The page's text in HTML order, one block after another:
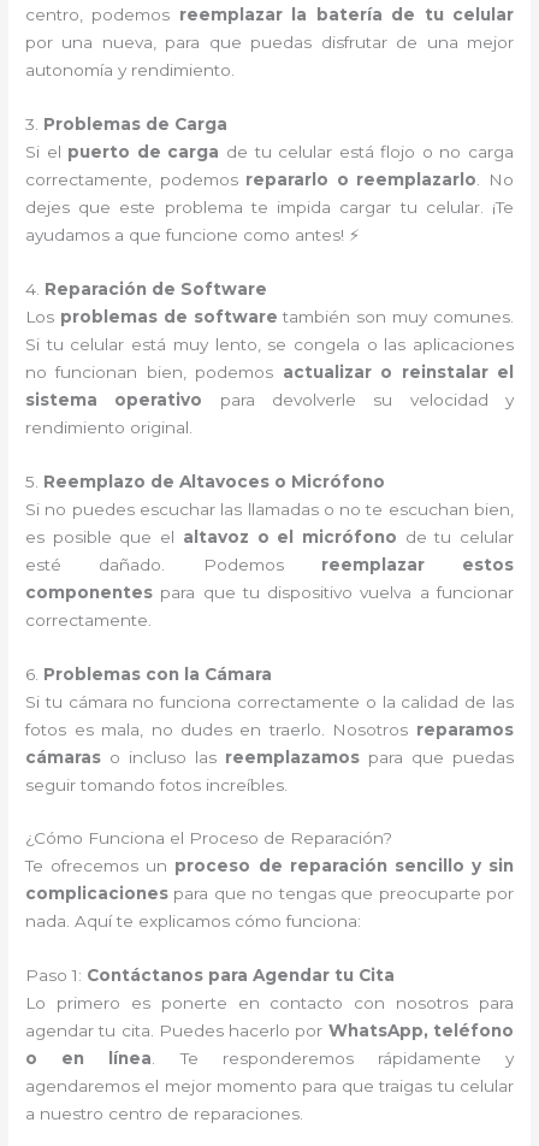
centro, podemos reemplazar la batería de tu celular
por una nueva, para que puedas disfrutar de una mejor
autonomía y rendimiento.
3. Problemas de Carga
Si el puerto de carga de tu celular está flojo o no carga
correctamente, podemos repararlo o reemplazarlo . No
dejes que este problema te impida cargar tu celular. ¡Te
ayudamos a que funcione como antes! ⚡
4. Reparación de Software
Los problemas de software también son muy comunes.
Si tu celular está muy lento, se congela o las aplicaciones
no funcionan bien, podemos actualizar o reinstalar el
sistema operativo para devolverle su velocidad y
rendimiento original.
5. Reemplazo de Altavoces o Micrófono
Si no puedes escuchar las llamadas o no te escuchan bien,
es posible que el altavoz o el micrófono de tu celular
esté dañado. Podemos reemplazar estos
componentes para que tu dispositivo vuelva a funcionar
correctamente.
6. Problemas con la Cámara
Si tu cámara no funciona correctamente o la calidad de las
fotos es mala, no dudes en traerlo. Nosotros reparamos
cámaras o incluso las reemplazamos para que puedas
seguir tomando fotos increíbles.
¿Cómo Funciona el Proceso de Reparación?
Te ofrecemos un proceso de reparación sencillo y sin
complicaciones para que no tengas que preocuparte por
nada. Aquí te explicamos cómo funciona:
Paso 1: Contáctanos para Agendar tu Cita
Lo primero es ponerte en contacto con nosotros para
agendar tu cita. Puedes hacerlo por WhatsApp, teléfono
o en línea. Te responderemos rápidamente y
agendaremos el mejor momento para que traigas tu celular
a nuestro centro de reparaciones.